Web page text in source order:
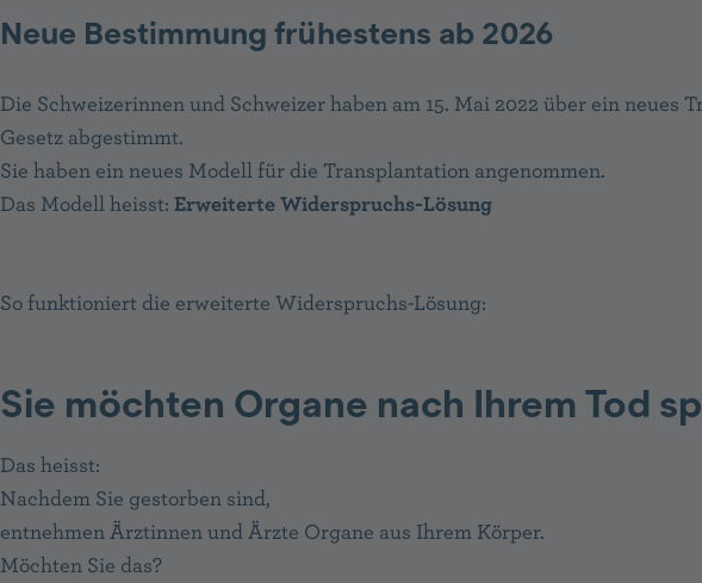
Neue Bestimmung frühestens ab 2026
Die Schweizerinnen und Schweizer haben am 15. Mai 2022 über ein neues
Gesetz abgestimmt.
Sie haben ein neues Modell für die Transplantation angenommen.
Das Modell heisst: Erweiterte Widerspruchs-Lösung
So funktioniert die erweiterte Widerspruchs-Lösung:
Sie möchten Organe nach Ihrem Tod
Das heisst:
Nachdem Sie gestorben sind,
entnehmen Ärztinnen und Ärzte Organe aus Ihrem Körper.
Möchten Sie das?